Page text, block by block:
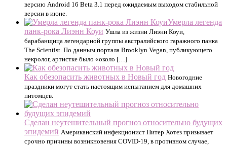
версию Android 16 Beta 3.1 перед ожидаемым выходом стабильной
версии в июне.
Умерла легенда
панк-рока Лиэнн Коуи Ушла из жизни Лиэнн Коуи,
барабанщица легендарной группы австралийского гаражного панка
The Scientist. По данным портала Brooklyn Vegan, публикующего
некролог, артистке было «около […]
Как обезопасить животных в Новый год Новогодние
праздники могут стать настоящим испытанием для домашних
питомцев.
Сделан неутешительный прогноз относительно будущих
эпидемий Американский инфекционист Питер Хотез призывает
срочно причины возникновения COVID-19, в противном случае,